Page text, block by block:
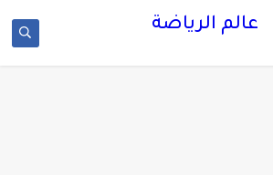
عالم الرياضة